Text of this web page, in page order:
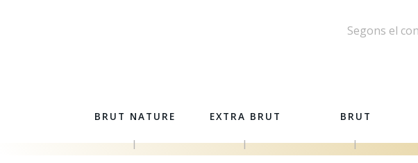
Segons el
BRUT NATURE
|
EXTRA BRUT
|
BRUT
|